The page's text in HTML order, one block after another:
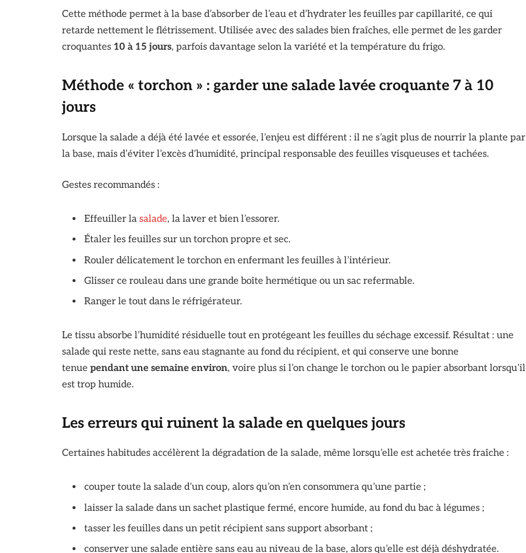
Cette méthode permet à la base d’absorber de l’eau et d’hydrater les feuilles par capillarité, ce qui
retarde nettement le flétrissement. Utilisée avec des salades bien fraîches, elle permet de les garder
croquantes 10 à 15 jours, parfois davantage selon la variété et la température du frigo.
Méthode « torchon » : garder une salade lavée croquante 7 à 10
jours
Lorsque la salade a déjà été lavée et essorée, l’enjeu est différent : il ne s’agit plus de nourrir la plante par
la base, mais d’éviter l’excès d’humidité, principal responsable des feuilles visqueuses et tachées.
Gestes recommandés :
Effeuiller la salade, la laver et bien l’essorer.
Étaler les feuilles sur un torchon propre et sec.
Rouler délicatement le torchon en enfermant les feuilles à l’intérieur.
Glisser ce rouleau dans une grande boîte hermétique ou un sac refermable.
Ranger le tout dans le réfrigérateur.
Le tissu absorbe l’humidité résiduelle tout en protégeant les feuilles du séchage excessif. Résultat : une
salade qui reste nette, sans eau stagnante au fond du récipient, et qui conserve une bonne
tenue pendant une semaine environ, voire plus si l’on change le torchon ou le papier absorbant lorsqu’il
est trop humide.
Les erreurs qui ruinent la salade en quelques jours
Certaines habitudes accélèrent la dégradation de la salade, même lorsqu’elle est achetée très fraîche :
couper toute la salade d’un coup, alors qu’on n’en consommera qu’une partie ;
laisser la salade dans un sachet plastique fermé, encore humide, au fond du bac à légumes ;
tasser les feuilles dans un petit récipient sans support absorbant ;
conserver une salade entière sans eau au niveau de la base, alors qu’elle est déjà déshydratée.